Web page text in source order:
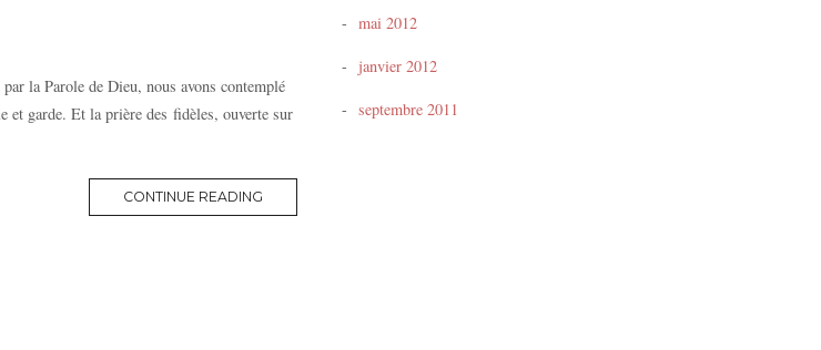
la Parole de Dieu, nous avons contemplé
et garde. Et la prière des fidèles, ouverte sur
CONTINUE READING
mai 2012
janvier 2012
septembre 2011